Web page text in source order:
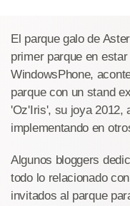
El parque galo de
primer parque en
WindowsPhone,
parque con un stand
'Oz'Iris', su joya 2012,
implementando en
Algunos bloggers
todo lo relacionado
invitados al parque